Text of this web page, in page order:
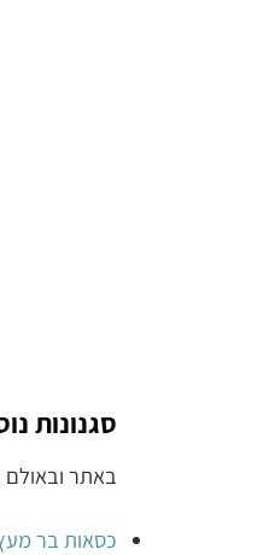
סגנונות
באתר ובאולם
כסאות בר